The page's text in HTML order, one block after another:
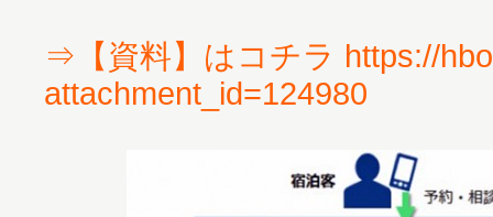
⇒【資料】はコチラ https://
attachment_id=124980